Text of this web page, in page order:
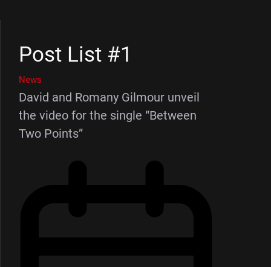
Post List #1
News
David and Romany Gilmour unveil
the video for the single “Between
Two Points”